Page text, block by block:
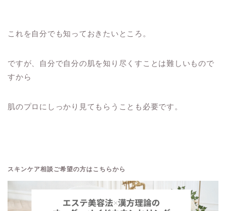
これを自分でも知っておきたいところ。
ですが、自分で自分の肌を知り尽くすことは難しいもので
すから
肌のプロにしっかり見てもらうことも必要です。
スキンケア相談ご希望の方はこちらから